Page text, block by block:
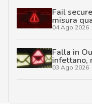
Fail
misura
04 Ago 2026
Falla in
infettano,
03 Ago 2026